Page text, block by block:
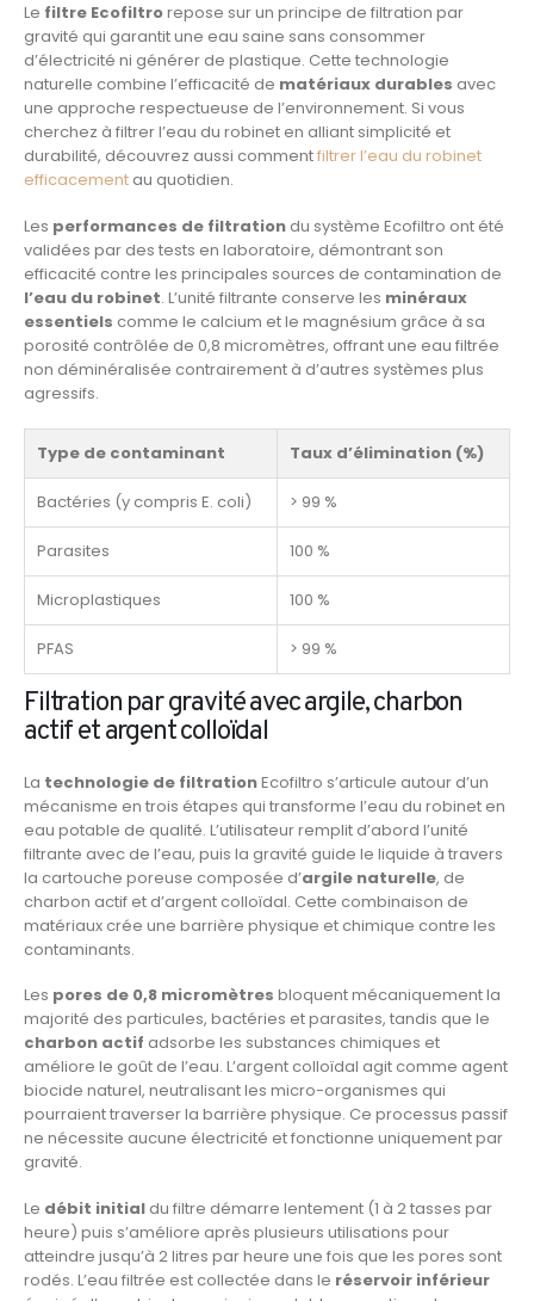
Le filtre Ecofiltrorepose sur un principe de filtration par
gravité qui garantit une eau saine sans consommer
d’électricité ni générer de plastique. Cette technologie
naturelle combine l’efficacité de matériaux durables avec
une approche respectueuse de l’environnement. Si vous
cherchez à filtrer l’eau du robinet en alliant simplicité et
durabilité, découvrez aussi commentfiltrer l’eau du robinet
efficacement au quotidien.
Les performances de filtration du système Ecofiltro ont été
validées par des tests en laboratoire, démontrant son
efficacité contre les principales sources de contamination de
l’eau du robinet. L’unité filtrante conserve les minéraux
essentiels comme le calcium et le magnésium grâce à sa
porosité contrôlée de 0,8 micromètres, offrant une eau filtrée
non déminéralisée contrairement à d’autres systèmes plus
agressifs.
Type de contaminant Taux d’élimination (%)
Bactéries (y compris E. coli) > 99 %
Parasites 100 %
Microplastiques 100 %
PFAS > 99 %
Filtration par gravité avec argile, charbon
actif et argent colloïdal
La technologie de filtrationEcofiltro s’articule autour d’un
mécanisme en trois étapes qui transforme l’eau du robinet en
eau potable de qualité. L’utilisateur remplit d’abord l’unité
filtrante avec de l’eau, puis la gravité guide le liquide à travers
la cartouche poreuse composée d’argile naturelle, de
charbon actif et d’argent colloïdal. Cette combinaison de
matériaux crée une barrière physique et chimique contre les
contaminants.
Les pores de 0,8 micromètres bloquent mécaniquement la
majorité des particules, bactéries et parasites, tandis que le
charbon actif adsorbe les substances chimiques et
améliore le goût de l’eau. L’argent colloïdal agit comme agent
biocide naturel, neutralisant les micro-organismes qui
pourraient traverser la barrière physique. Ce processus passif
ne nécessite aucune électricité et fonctionne uniquement par
gravité.
Le débit initial du filtre démarre lentement (1 à 2 tasses par
heure) puis s’améliore après plusieurs utilisations pour
atteindre jusqu’à 2 litres par heure une fois que les pores sont
rodés. L’eau filtrée est collectée dans le réservoir inférieur